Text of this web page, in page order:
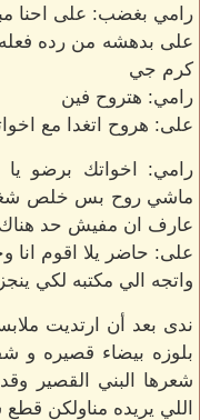
رامي بغضب: على احنا
على بدهشه من رده
كرم جي
رامي: هتروح فين
على: هروح اتغدا مع
رامي: اخواتك برضو
ماشي روح بس خلص
عارف ان مفيش حد هناك
على: حاضر يلا اقوم انا
واتجه الي مكتبه لكي
ندى بعد أن ارتديت
بلوزه بيضاء قصيره
شعرها البني القصير
اللي يريده مناولكن